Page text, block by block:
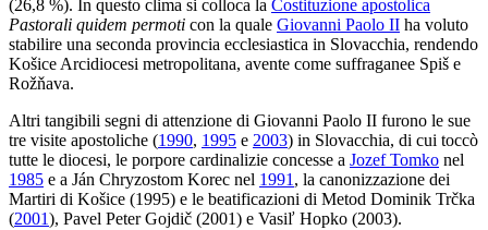
(26,8 %). In questo clima si colloca la Costituzione apostolica
Pastorali quidem permoti con la quale Giovanni Paolo II ha voluto
stabilire una seconda provincia ecclesiastica in Slovacchia, rendendo
Košice Arcidiocesi metropolitana, avente come suffraganee Spiš e
Rožňava.
Altri tangibili segni di attenzione di Giovanni Paolo II furono le sue
tre visite apostoliche (1990, 1995 e 2003) in Slovacchia, di cui toccò
tutte le diocesi, le porpore cardinalizie concesse a Jozef Tomko nel
1985 e a Ján Chryzostom Korec nel 1991 , la canonizzazione dei
Martiri di Košice (1995) e le beatificazioni di Metod Dominik Trčka
(2001), Pavel Peter Gojdič (2001) e Vasiľ Hopko (2003).